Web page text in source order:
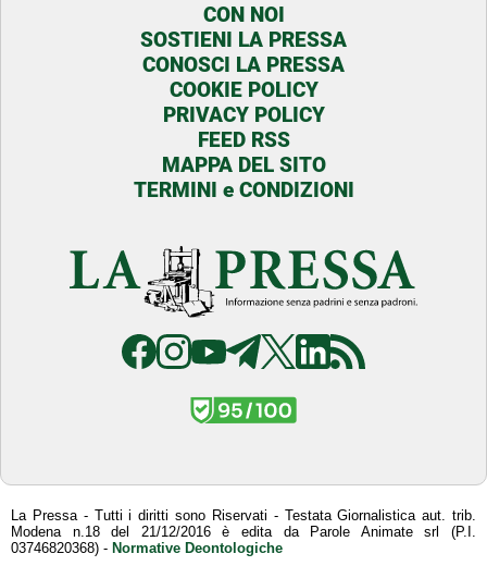
CON NOI
SOSTIENI LA PRESSA
CONOSCI LA PRESSA
COOKIE POLICY
PRIVACY POLICY
FEED RSS
MAPPA DEL SITO
TERMINI e CONDIZIONI
La Pressa - Tutti i diritti sono Riservati - Testata Giornalistica aut. trib.
Modena n.18 del 21/12/2016 è edita da Parole Animate srl (P.I.
03746820368) - Normative Deontologiche